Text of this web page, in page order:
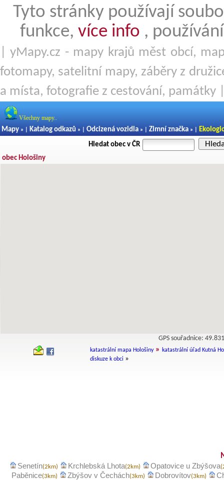
Tyto stránky používají
funkce, více info ,
| yMapy.cz - mapy krajů měst obcí,
fotomapy, satelitní mapy, záběry z
a místa, fotografie z cestování, památky
Všechny mapy..
Mapy » | Katalog odkazů » | Odcizená vozidla » | Zimní značka » |
Hledat obec v ČR
obec Hološiny
GPS souřadnice:
katastrální mapa Hološiny» katastrální úřad Kutná
diskuze k obci »
Senetín(2km) Krchlebská Lhota(2km) Opatovice u Zbýšova
Paběnice(3km) Zbýšov v Čechách(3km) Dobrovítov(3km)